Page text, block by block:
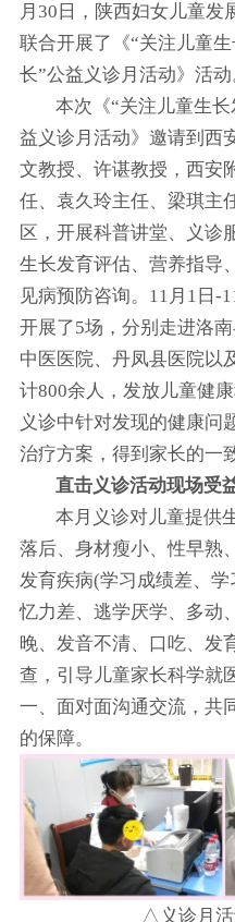
月30日，陕西妇女儿童发
联合开展了《“关注儿童
长”公益义诊月活动》活动
本次《“关注儿童生
益义诊月活动》邀请到西
文教授、许谌教授，西安
任、袁久玲主任、梁琪主
区，开展科普讲堂、义诊
生长发育评估、营养指导
见病预防咨询。11月1日-
开展了5场，分别走进洛
中医医院、丹凤县医院以
计800余人，发放儿童健
义诊中针对发现的健康问
治疗方案，得到家长的一
直击义诊活动现场受
本月义诊对儿童提供
落后、身材瘦小、性早熟
发育疾病(学习成绩差、
忆力差、逃学厌学、多动
晚、发音不清、口吃、发
查，引导儿童家长科学就
一、面对面沟通交流，共
的保障。
△义诊月活